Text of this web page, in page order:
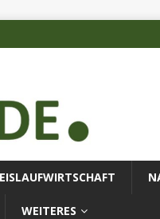
WEITERES